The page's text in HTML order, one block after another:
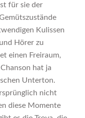
für sie der
Kulissen
Hörer zu
einen Freiraum,
hat ja
Unterton.
nicht
diese Momente